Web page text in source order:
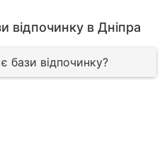
відпочинку в Дніпра
бази відпочинку?